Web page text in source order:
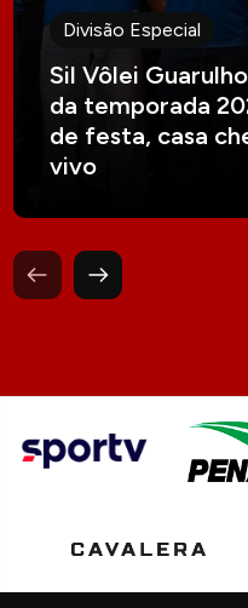
Divisão Especial
Sil Vôlei
da temporada
de festa, casa
vivo